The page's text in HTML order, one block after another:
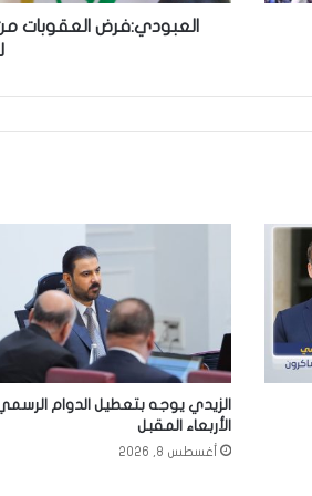
العبودي:فرض العقوبات
الزيدي يوجه بتعطيل الدوام
الأربعاء المقبل
أغسطس 8, 2026